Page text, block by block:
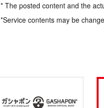
* The posted content and the
*Service contents may be